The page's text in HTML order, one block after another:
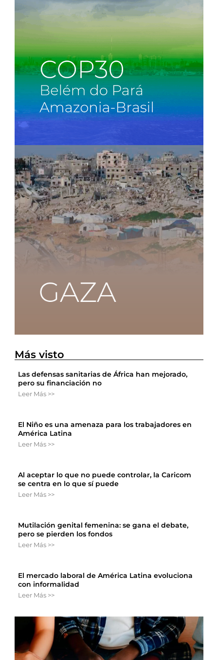
Más visto
Las defensas sanitarias de África han mejorado,
pero su financiación no
Leer Más >>
El Niño es una amenaza para los trabajadores en
América Latina
Leer Más >>
Al aceptar lo que no puede controlar, la Caricom
se centra en lo que sí puede
Leer Más >>
Mutilación genital femenina: se gana el debate,
pero se pierden los fondos
Leer Más >>
El mercado laboral de América Latina evoluciona
con informalidad
Leer Más >>